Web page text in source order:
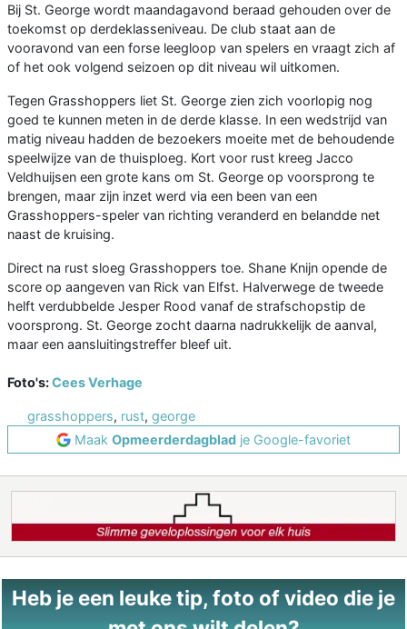
Bij St. George wordt maandagavond beraad gehouden over de
toekomst op derdeklasseniveau. De club staat aan de
vooravond van een forse leegloop van spelers en vraagt zich af
of het ook volgend seizoen op dit niveau wil uitkomen.
Tegen Grasshoppers liet St. George zien zich voorlopig nog
goed te kunnen meten in de derde klasse. In een wedstrijd van
matig niveau hadden de bezoekers moeite met de behoudende
speelwijze van de thuisploeg. Kort voor rust kreeg Jacco
Veldhuijsen een grote kans om St. George op voorsprong te
brengen, maar zijn inzet werd via een been van een
Grasshoppers-speler van richting veranderd en belandde net
naast de kruising.
Direct na rust sloeg Grasshoppers toe. Shane Knijn opende de
score op aangeven van Rick van Elfst. Halverwege de tweede
helft verdubbelde Jesper Rood vanaf de strafschopstip de
voorsprong. St. George zocht daarna nadrukkelijk de aanval,
maar een aansluitingstreffer bleef uit.
Foto's:Cees Verhage
grasshoppers, rust, george
Maak Opmeerderdagblad je Google-favoriet
Heb je een leuke tip, foto of video die je